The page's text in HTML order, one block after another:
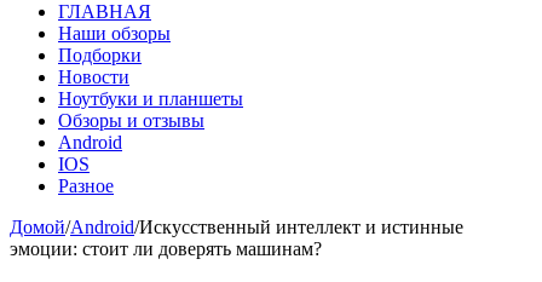
ГЛАВНАЯ
Наши обзоры
Подборки
Новости
Ноутбуки и планшеты
Обзоры и отзывы
Android
IOS
Разное
Домой/Android/Искусственный интеллект и истинные
эмоции: стоит ли доверять машинам?